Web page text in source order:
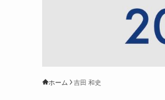
ホーム 吉田 和史